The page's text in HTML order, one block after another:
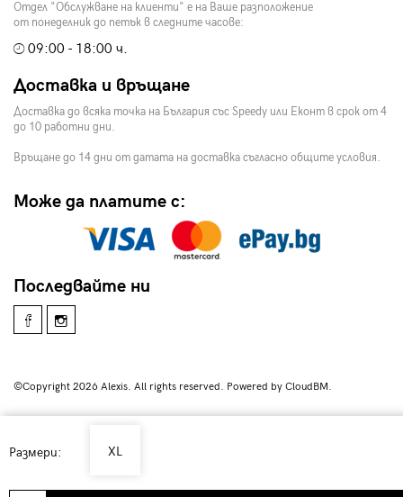
Размери: XL
Отдел "Обслужване на клиенти" е на Ваше разположение
от понеделник до петък в следните часове:
09:00 - 18:00 ч.
Доставка и връщане
Доставка до всяка точка на България със Speedy или Еконт в срок от 4
до 10 работни дни.
Връщане до 14 дни от датата на доставка съгласно общите условия.
Може да платите с:
Последвайте ни
©Copyright 2026 Alexis. All rights reserved. Powered by CloudBM.